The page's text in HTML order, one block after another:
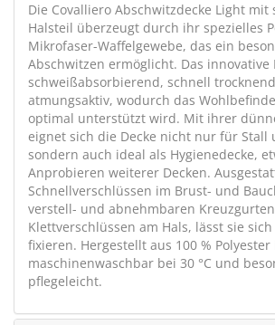
Die Covalliero Abschwitzdecke Light mit
Halsteil überzeugt durch ihr spezielles
Mikrofaser-Waffelgewebe, das ein
Abschwitzen ermöglicht. Das
schweißabsorbierend, schnell
atmungsaktiv, wodurch das
optimal unterstützt wird. Mit ihrer
eignet sich die Decke nicht nur für Stall
sondern auch ideal als Hygienedecke,
Anprobieren weiterer Decken.
Schnellverschlüssen im Brust- und
verstell- und abnehmbaren
Klettverschlüssen am Hals, lässt sie
fixieren. Hergestellt aus 100 % Polyester
maschinenwaschbar bei 30 °C und
pflegeleicht.